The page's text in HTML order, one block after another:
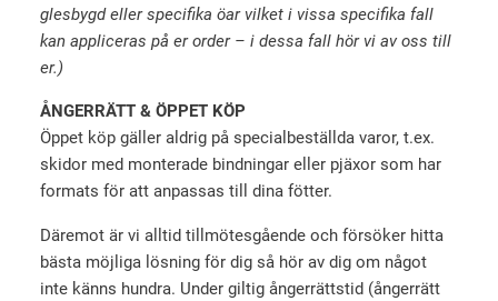
glesbygd eller specifika öar vilket i vissa specifika fall
kan appliceras på er order – i dessa fall hör vi av oss till
er.)
ÅNGERRÄTT & ÖPPET KÖP
Öppet köp gäller aldrig på specialbeställda varor, t.ex.
skidor med monterade bindningar eller pjäxor som har
formats för att anpassas till dina fötter.
Däremot är vi alltid tillmötesgående och försöker hitta
bästa möjliga lösning för dig så hör av dig om något
inte känns hundra. Under giltig ångerrättstid (ångerrätt